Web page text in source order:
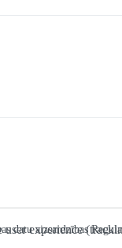
datu aizsardzības
experience